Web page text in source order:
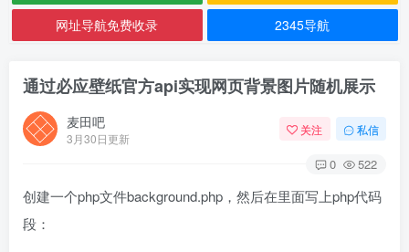
网址导航免费收录 2345导航
通过必应壁纸官方api实现网页背景图片随机展示
麦田吧
3月30日更新
关注 私信
0 522
创建一个php文件background.php，然后在里面写上php代码
段：